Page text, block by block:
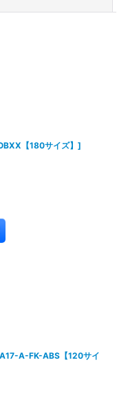
【180サイズ】]
A-FK-ABS【120サイ